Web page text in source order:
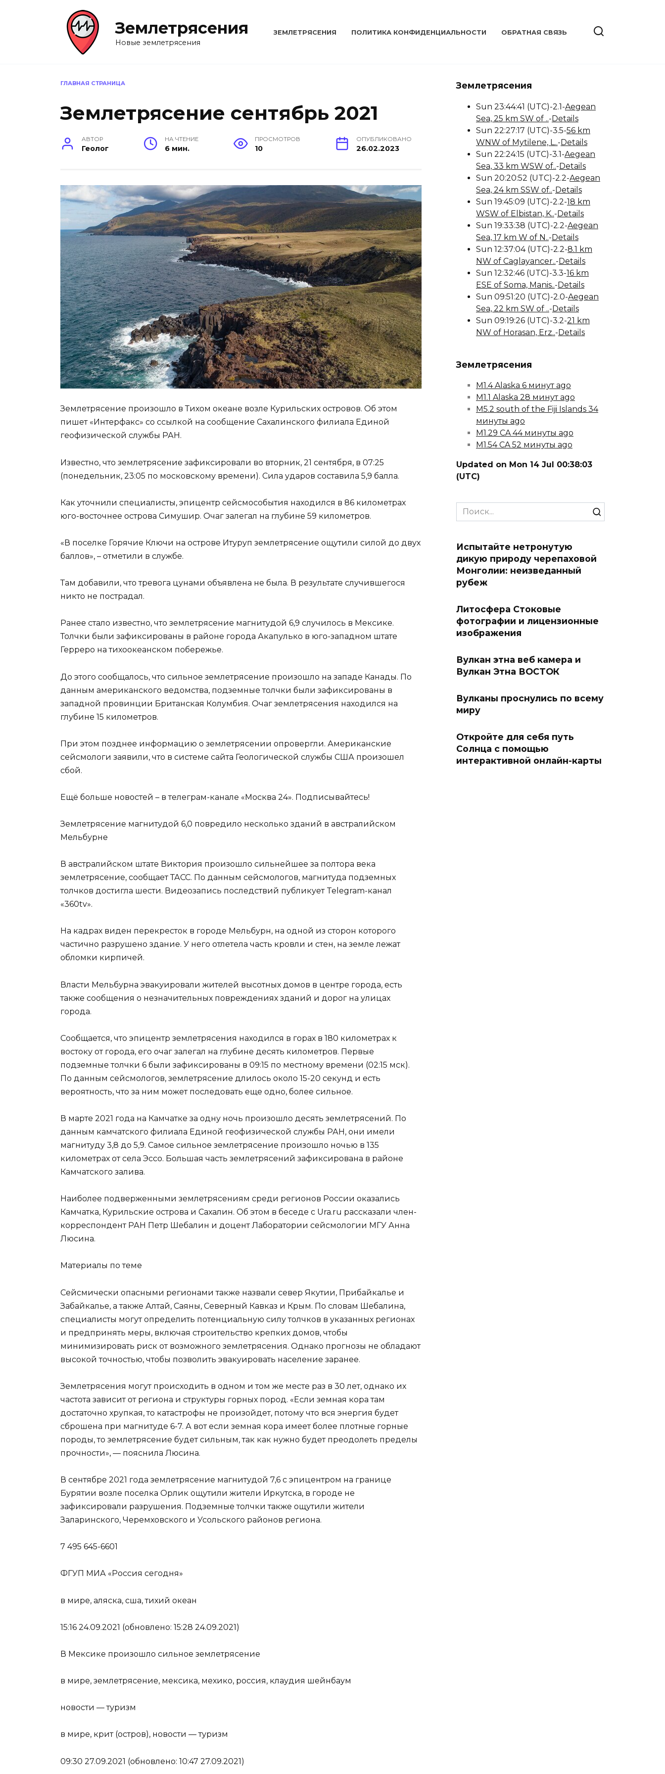
Землетрясения
Новые землетрясения
ЗЕМЛЕТРЯСЕНИЯ ПОЛИТИКА КОНФИДЕНЦИАЛЬНОСТИ ОБРАТНАЯ СВЯЗЬ
ГЛАВНАЯ СТРАНИЦА
Землетрясение сентябрь 2021
АВТОР
Геолог
НА ЧТЕНИЕ
6 мин.
ПРОСМОТРОВ
10
ОПУБЛИКОВАНО
26.02.2023
Землетрясение произошло в Тихом океане возле Курильских островов. Об этом
пишет «Интерфакс» со ссылкой на сообщение Сахалинского филиала Единой
геофизической службы РАН.
Известно, что землетрясение зафиксировали во вторник, 21 сентября, в 07:25
(понедельник, 23:05 по московскому времени). Сила ударов составила 5,9 балла.
Как уточнили специалисты, эпицентр сейсмособытия находился в 86 километрах
юго-восточнее острова Симушир. Очаг залегал на глубине 59 километров.
«В поселке Горячие Ключи на острове Итуруп землетрясение ощутили силой до двух
баллов», – отметили в службе.
Там добавили, что тревога цунами объявлена не была. В результате случившегося
никто не пострадал.
Ранее стало известно, что землетрясение магнитудой 6,9 случилось в Мексике.
Толчки были зафиксированы в районе города Акапулько в юго-западном штате
Герреро на тихоокеанском побережье.
До этого сообщалось, что сильное землетрясение произошло на западе Канады. По
данным американского ведомства, подземные толчки были зафиксированы в
западной провинции Британская Колумбия. Очаг землетрясения находился на
глубине 15 километров.
При этом позднее информацию о землетрясении опровергли. Американские
сейсмологи заявили, что в системе сайта Геологической службы США произошел
сбой.
Ещё больше новостей – в телеграм-канале «Москва 24». Подписывайтесь!
Землетрясение магнитудой 6,0 повредило несколько зданий в австралийском
Мельбурне
В австралийском штате Виктория произошло сильнейшее за полтора века
землетрясение, сообщает ТАСС. По данным сейсмологов, магнитуда подземных
толчков достигла шести. Видеозапись последствий публикует Telegram-канал
«360tv».
На кадрах виден перекресток в городе Мельбурн, на одной из сторон которого
частично разрушено здание. У него отлетела часть кровли и стен, на земле лежат
обломки кирпичей.
Власти Мельбурна эвакуировали жителей высотных домов в центре города, есть
также сообщения о незначительных повреждениях зданий и дорог на улицах
города.
Сообщается, что эпицентр землетрясения находился в горах в 180 километрах к
востоку от города, его очаг залегал на глубине десять километров. Первые
подземные толчки 6 были зафиксированы в 09:15 по местному времени (02:15 мск).
По данным сейсмологов, землетрясение длилось около 15-20 секунд и есть
вероятность, что за ним может последовать еще одно, более сильное.
В марте 2021 года на Камчатке за одну ночь произошло десять землетрясений. По
данным камчатского филиала Единой геофизической службы РАН, они имели
магнитуду 3,8 до 5,9. Самое сильное землетрясение произошло ночью в 135
километрах от села Эссо. Большая часть землетрясений зафиксирована в районе
Камчатского залива.
Наиболее подверженными землетрясениям среди регионов России оказались
Камчатка, Курильские острова и Сахалин. Об этом в беседе с Ura.ru рассказали член-
корреспондент РАН Петр Шебалин и доцент Лаборатории сейсмологии МГУ Анна
Люсина.
Материалы по теме
Сейсмически опасными регионами также назвали север Якутии, Прибайкалье и
Забайкалье, а также Алтай, Саяны, Северный Кавказ и Крым. По словам Шебалина,
специалисты могут определить потенциальную силу толчков в указанных регионах
и предпринять меры, включая строительство крепких домов, чтобы
минимизировать риск от возможного землетрясения. Однако прогнозы не обладают
высокой точностью, чтобы позволить эвакуировать население заранее.
Землетрясения могут происходить в одном и том же месте раз в 30 лет, однако их
частота зависит от региона и структуры горных пород. «Если земная кора там
достаточно хрупкая, то катастрофы не произойдет, потому что вся энергия будет
сброшена при магнитуде 6-7. А вот если земная кора имеет более плотные горные
породы, то землетрясение будет сильным, так как нужно будет преодолеть пределы
прочности», — пояснила Люсина.
В сентябре 2021 года землетрясение магнитудой 7,6 с эпицентром на границе
Бурятии возле поселка Орлик ощутили жители Иркутска, в городе не
зафиксировали разрушения. Подземные толчки также ощутили жители
Заларинского, Черемховского и Усольского районов региона.
7 495 645-6601
ФГУП МИА «Россия сегодня»
в мире, аляска, сша, тихий океан
15:16 24.09.2021 (обновлено: 15:28 24.09.2021)
В Мексике произошло сильное землетрясение
в мире, землетрясение, мексика, мехико, россия, клаудия шейнбаум
новости — туризм
в мире, крит (остров), новости — туризм
09:30 27.09.2021 (обновлено: 10:47 27.09.2021)
Землетрясения
Sun 23:44:41 (UTC)-2.1-Aegean
Sea, 25 km SW of ..-Details
Sun 22:27:17 (UTC)-3.5-56 km
WNW of Mytilene, L..-Details
Sun 22:24:15 (UTC)-3.1-Aegean
Sea, 33 km WSW of..-Details
Sun 20:20:52 (UTC)-2.2-Aegean
Sea, 24 km SSW of..-Details
Sun 19:45:09 (UTC)-2.2-18 km
WSW of Elbistan, K..-Details
Sun 19:33:38 (UTC)-2.2-Aegean
Sea, 17 km W of N..-Details
Sun 12:37:04 (UTC)-2.2-8.1 km
NW of Caglayancer..-Details
Sun 12:32:46 (UTC)-3.3-16 km
ESE of Soma, Manis..-Details
Sun 09:51:20 (UTC)-2.0-Aegean
Sea, 22 km SW of ..-Details
Sun 09:19:26 (UTC)-3.2-21 km
NW of Horasan, Erz..-Details
Землетрясения
M1.4 Alaska 6 минут ago
M1.1 Alaska 28 минут ago
M5.2 south of the Fiji Islands 34
минуты ago
M1.29 CA 44 минуты ago
M1.54 CA 52 минуты ago
Updated on Mon 14 Jul 00:38:03
(UTC)
Search
for:
Испытайте нетронутую
дикую природу черепаховой
Монголии: неизведанный
рубеж
Литосфера Стоковые
фотографии и лицензионные
изображения
Вулкан этна веб камера и
Вулкан Этна ВОСТОК
Вулканы проснулись по всему
миру
Откройте для себя путь
Солнца с помощью
интерактивной онлайн-карты